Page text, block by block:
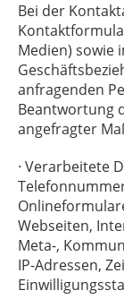
Bei der
Medien) sowie
anfragenden
Beantwortung
angefragter
· Verarbeitete
Webseiten,
Meta-,
IP-Adressen,